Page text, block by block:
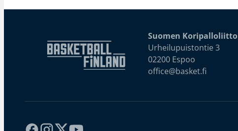
Suomen Koripalloliitto
Urheilupuistontie 3
02200 Espoo
office@basket.fi